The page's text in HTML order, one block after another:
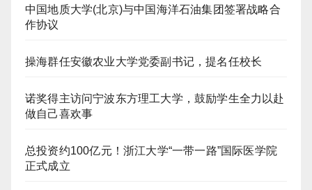
中国地质大学(北京)与中国海洋石油集团签署战略合
作协议
操海群任安徽农业大学党委副书记，提名任校长
诺奖得主访问宁波东方理工大学，鼓励学生全力以赴
做自己喜欢事
总投资约100亿元！浙江大学“一带一路”国际医学院
正式成立